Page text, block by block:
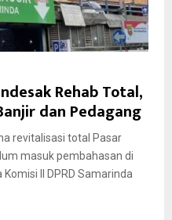
Rehab Total,
dan Pedagang
revitalisasi total Pasar
masuk pembahasan di
II DPRD Samarinda